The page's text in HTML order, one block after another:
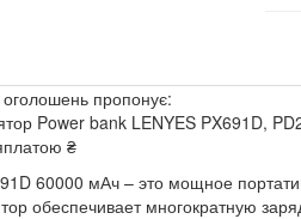
пропонує:
Power bank LENYES PX691D,
₴
60000 мАч – это мощное
обеспечивает многократную